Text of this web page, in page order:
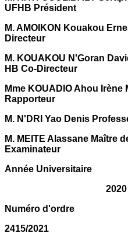
UFHB Président
M. AMOIKON Kouakou
Directeur
M. KOUAKOU N'Goran
HB Co-Directeur
Mme KOUADIO Ahou
Rapporteur
M. N'DRI Yao Denis
M. MEITE Alassane Maître
Examinateur
Année Universitaire
Numéro d'ordre
2415/2021